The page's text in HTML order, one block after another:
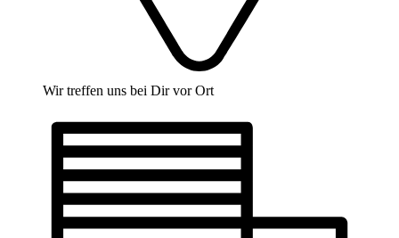
Wir treffen uns bei Dir vor Ort